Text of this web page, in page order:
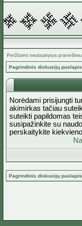
Peržiūrėti neatsakytus
Pagrindinis diskusijų puslapis
Norėdami prisijungti
akimirkas tačiau
suteikti papildomas
susipažinkite su
perskaitykite
Pagrindinis diskusijų puslapis